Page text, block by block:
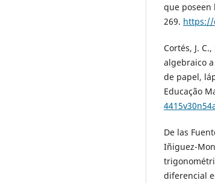
que poseen
269. https://
Cortés, J.
algebraico
de papel,
Educação
De las
Iñiguez-
diferencial